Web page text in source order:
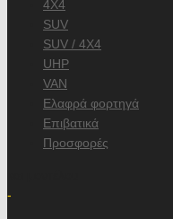
4X4
SUV
SUV / 4X4
UHP
VAN
Ελαφρά φορτηγά
Επιβατικά
Προσφορές
-